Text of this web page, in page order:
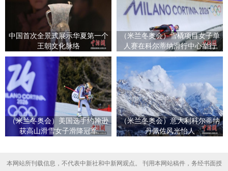
中国首次全景式展示华夏第一个
王朝文化脉络
（米兰冬奥会）雪橇项目女子单
人赛在科尔蒂纳滑行中心举行
（米兰冬奥会）美国选手约翰逊
获高山滑雪女子滑降冠军
（米兰冬奥会）意大利科尔蒂纳
丹佩佐风光怡人
本网站所刊载信息，不代表中新社和中新网观点。 刊用本网站稿件，务经书面授